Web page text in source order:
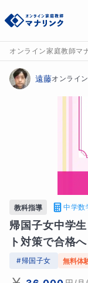
オンライン家庭教師マ
遠藤オンライ
教科指導 中学数
帰国子女中学
ト対策で合格
#帰国子女 無料体